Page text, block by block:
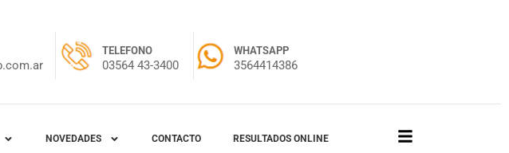
TELEFONO
03564 43-3400
WHATSAPP
3564414386
NOVEDADES CONTACTO RESULTADOS ONLINE